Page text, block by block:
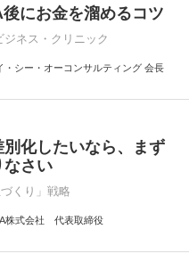
にお金を溜めるコツ
ネス・クリニック
・シー・オーコンサルティング 会長
化したいなら、まず
なさい
くり」戦略
株式会社 代表取締役